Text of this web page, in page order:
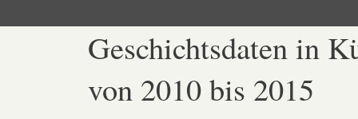
Geschichtsdaten in
von 2010 bis 2015